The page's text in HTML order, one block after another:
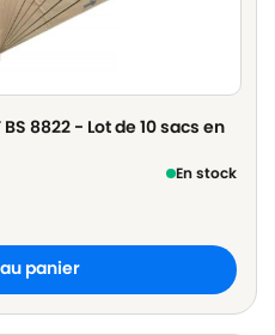
8822 - Lot de 10 sacs en
En stock
panier